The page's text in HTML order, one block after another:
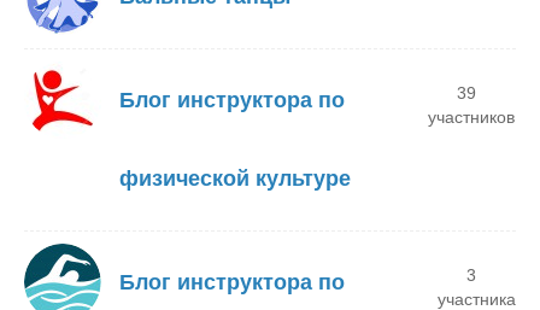
Блог инструктора по
физической культуре
39
участников
Блог инструктора по
3
участника